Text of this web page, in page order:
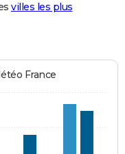
villes les plus
France